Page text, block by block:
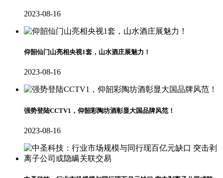
2023-08-16
仰韶仙门山亮相央视1套，山水酒庄展魅力！
2023-08-16
强势登陆CCTV1，仰韶彩陶坊酒彰显大国品牌风范！
2023-08-16